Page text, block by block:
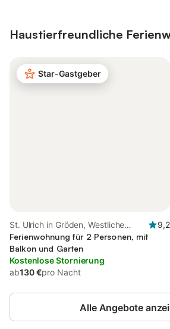
Haustierfreundliche
Star-Gastgeber
St. Ulrich in Gröden, Westliche
Dolomiten
9,2
Ferienwohnung für 2 Personen, mit
Balkon und Garten
Kostenlose Stornierung
ab130 €pro Nacht
Alle Angebote